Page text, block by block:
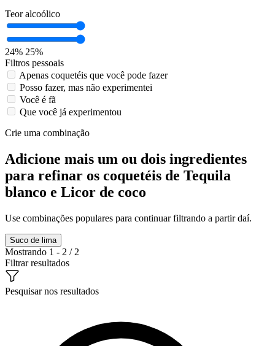
Teor alcoólico
24% 25%
Filtros pessoais
Apenas coquetéis que você pode fazer
Posso fazer, mas não experimentei
Você é fã
Que você já experimentou
Crie uma combinação
Adicione mais um ou dois ingredientes
para refinar os coquetéis de Tequila
blanco e Licor de coco
Use combinações populares para continuar filtrando a partir daí.
Suco de lima
Mostrando 1 - 2 / 2
Filtrar resultados
Pesquisar nos resultados